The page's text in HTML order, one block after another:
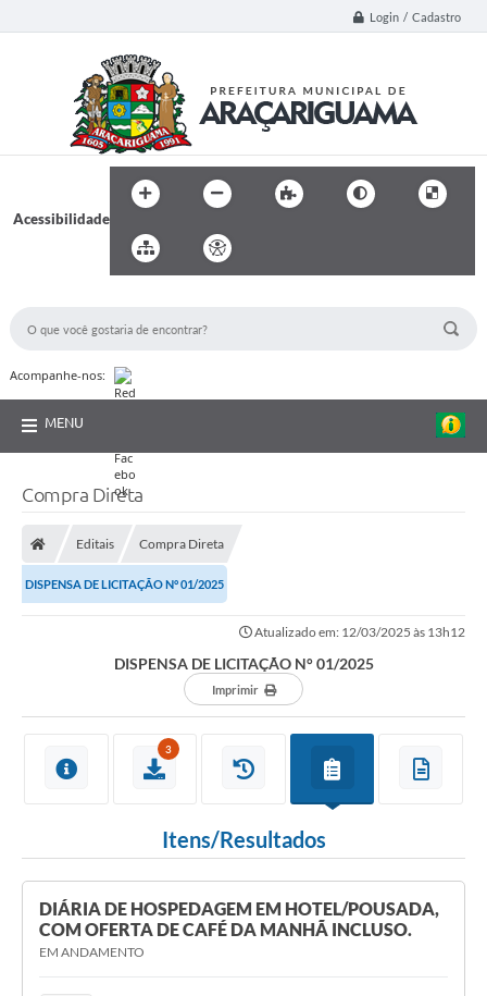
Login / Cadastro
Acessibilidade
Acompanhe-nos:
MENU
Compra Direta
Editais Compra Direta
DISPENSA DE LICITAÇÃO N° 01/2025
Atualizado em: 12/03/2025 às 13h12
DISPENSA DE LICITAÇÃO N° 01/2025
Imprimir
3
Itens/Resultados
DIÁRIA DE HOSPEDAGEM EM HOTEL/POUSADA,
COM OFERTA DE CAFÉ DA MANHÃ INCLUSO.
EM ANDAMENTO